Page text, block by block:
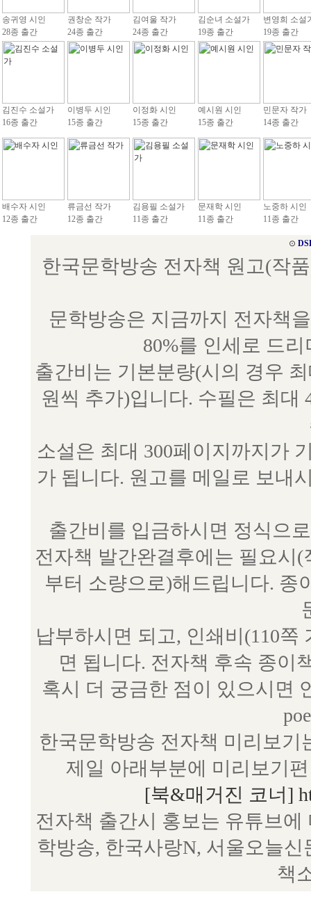
송귀영 시인
28종 출간
권창순 작가
24종 출간
김여울 작가
24종 출간
김순녀 소설가
19종 출간
변영희 소설
19종 출간
김진수 소설가
16종 출간
이병두 시인
15종 출간
이정화 시인
15종 출간
예시원 시인
15종 출간
민문자 작가
14종 출간
배수자 시인
12종 출간
류금선 작가
12종 출간
김용필 소설가
11종 출간
문재학 시인
11종 출간
노중하 시인
11종 출간
⊙
한국문학방송 전자책 원고(작
문학방송은 지금까지 전자책
80%를 인세로 드
출간비는 기본분량(시의 경우
원씩 추가)입니다. 수필은 최대
소설은 최대 300페이지까지가
가 됩니다. 원고를 메일로 보내
출간비를 입금하시면 정식으
전자책 발간완결후에는 필요시
부터 소량으로)해드립니다. 종
납부하시면 되고, 인쇄비(110
면 됩니다. 전자책 후속 종이
혹시 더 궁금한 점이 있으시면
한국문학방송 전자책 미리보
제일 아래부분에 미리보기
[북&매거진 코너]
전자책 출간시 홍보는 유튜브
학방송, 한국사랑N, 서울오늘
책